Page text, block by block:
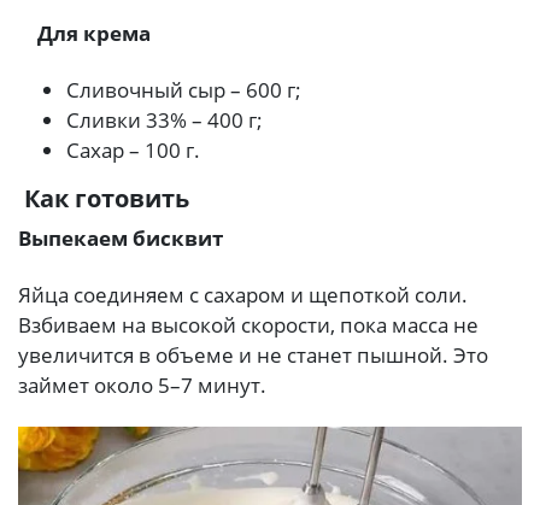
Для крема
Сливочный сыр – 600 г;
Сливки 33% – 400 г;
Сахар – 100 г.
Как готовить
Выпекаем бисквит
Яйца соединяем с сахаром и щепоткой соли.
Взбиваем на высокой скорости, пока масса не
увеличится в объеме и не станет пышной. Это
займет около 5–7 минут.